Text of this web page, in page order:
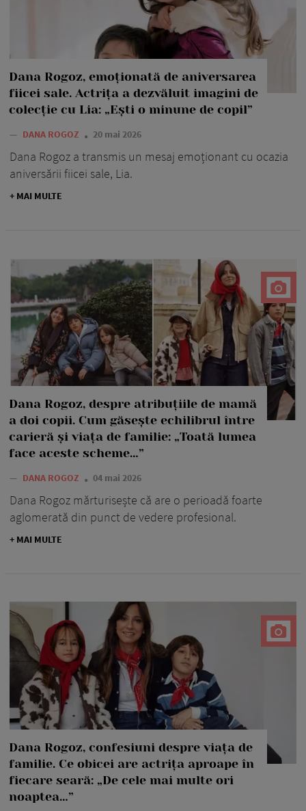
Dana Rogoz, emoționată de aniversarea
fiicei sale. Actrița a dezvăluit imagini de
colecție cu Lia: „Ești o minune de copil”
— DANA ROGOZ 20 mai 2026
Dana Rogoz a transmis un mesaj emoționant cu ocazia
aniversării fiicei sale, Lia.
+ MAI MULTE
Dana Rogoz, despre atribuțiile de mamă
a doi copii. Cum găsește echilibrul între
carieră și viața de familie: „Toată lumea
face aceste scheme…”
— DANA ROGOZ 04 mai 2026
Dana Rogoz mărturisește că are o perioadă foarte
aglomerată din punct de vedere profesional.
+ MAI MULTE
Dana Rogoz, confesiuni despre viața de
familie. Ce obicei are actrița aproape în
fiecare seară: „De cele mai multe ori
noaptea…”